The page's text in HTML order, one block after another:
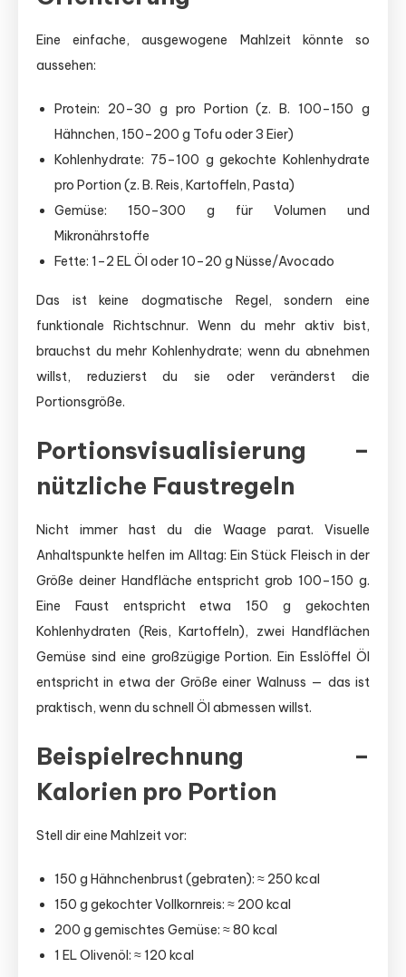
Eine einfache, ausgewogene Mahlzeit könnte so
aussehen:
Protein: 20–30 g pro Portion (z. B. 100–150 g
Hähnchen, 150–200 g Tofu oder 3 Eier)
Kohlenhydrate: 75–100 g gekochte Kohlenhydrate
pro Portion (z. B. Reis, Kartoffeln, Pasta)
Gemüse: 150–300 g für Volumen und
Mikronährstoffe
Fette: 1–2 EL Öl oder 10–20 g Nüsse/Avocado
Das ist keine dogmatische Regel, sondern eine
funktionale Richtschnur. Wenn du mehr aktiv bist,
brauchst du mehr Kohlenhydrate; wenn du abnehmen
willst, reduzierst du sie oder veränderst die
Portionsgröße.
Portionsvisualisierung –
nützliche Faustregeln
Nicht immer hast du die Waage parat. Visuelle
Anhaltspunkte helfen im Alltag: Ein Stück Fleisch in der
Größe deiner Handfläche entspricht grob 100–150 g.
Eine Faust entspricht etwa 150 g gekochten
Kohlenhydraten (Reis, Kartoffeln), zwei Handflächen
Gemüse sind eine großzügige Portion. Ein Esslöffel Öl
entspricht in etwa der Größe einer Walnuss — das ist
praktisch, wenn du schnell Öl abmessen willst.
Beispielrechnung –
Kalorien pro Portion
Stell dir eine Mahlzeit vor:
150 g Hähnchenbrust (gebraten): ≈ 250 kcal
150 g gekochter Vollkornreis: ≈ 200 kcal
200 g gemischtes Gemüse: ≈ 80 kcal
1 EL Olivenöl: ≈ 120 kcal